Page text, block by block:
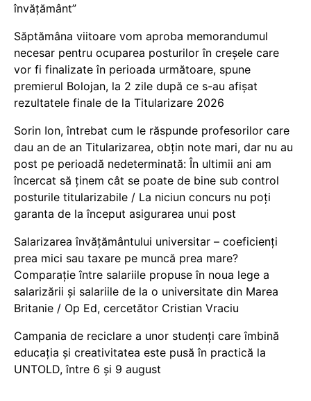
învățământ”
Săptămâna viitoare vom aproba memorandumul
necesar pentru ocuparea posturilor în creșele care
vor fi finalizate în perioada următoare, spune
premierul Bolojan, la 2 zile după ce s-au afișat
rezultatele finale de la Titularizare 2026
Sorin Ion, întrebat cum le răspunde profesorilor care
dau an de an Titularizarea, obțin note mari, dar nu au
post pe perioadă nedeterminată: În ultimii ani am
încercat să ținem cât se poate de bine sub control
posturile titularizabile / La niciun concurs nu poți
garanta de la început asigurarea unui post
Salarizarea învățământului universitar – coeficienți
prea mici sau taxare pe muncă prea mare?
Comparație între salariile propuse în noua lege a
salarizării și salariile de la o universitate din Marea
Britanie / Op Ed, cercetător Cristian Vraciu
Campania de reciclare a unor studenți care îmbină
educația și creativitatea este pusă în practică la
UNTOLD, între 6 și 9 august